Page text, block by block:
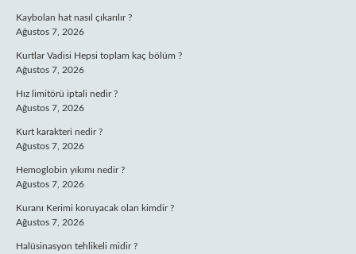
Kaybolan hat nasıl çıkarılır ?
Ağustos 7, 2026
Kurtlar Vadisi Hepsi toplam kaç bölüm ?
Ağustos 7, 2026
Hız limitörü iptali nedir ?
Ağustos 7, 2026
Kurt karakteri nedir ?
Ağustos 7, 2026
Hemoglobin yıkımı nedir ?
Ağustos 7, 2026
Kuranı Kerimi koruyacak olan kimdir ?
Ağustos 7, 2026
Halüsinasyon tehlikeli midir ?